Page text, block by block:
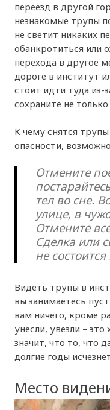
переезд в другой
незнакомые трупы
не светит никаких
обанкротиться или
перехода в другое
дороге в институт
стоит идти туда
сохраните не
К чему снятся
опасности,
Отмените
тел во сне.
улице, в
Отмените
Сделка или
не
Видеть трупы в
вы занимаетесь
вам ничего, кроме
унесли, увезли –
значит, что то, что
долгие годы
Место